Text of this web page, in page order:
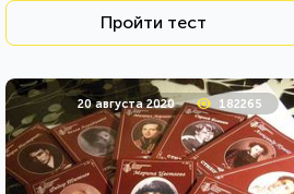
Пройти тест
20 августа 2020 182265